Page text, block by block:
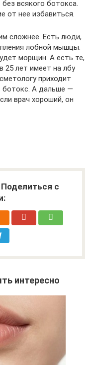
всякого ботокса.
от нее избавиться.
сложнее. Есть люди,
лобной мышцы.
морщин. А есть те,
25 лет имеет на лбу
приходит
ботокс. А дальше —
врач хороший, он
с
интересно